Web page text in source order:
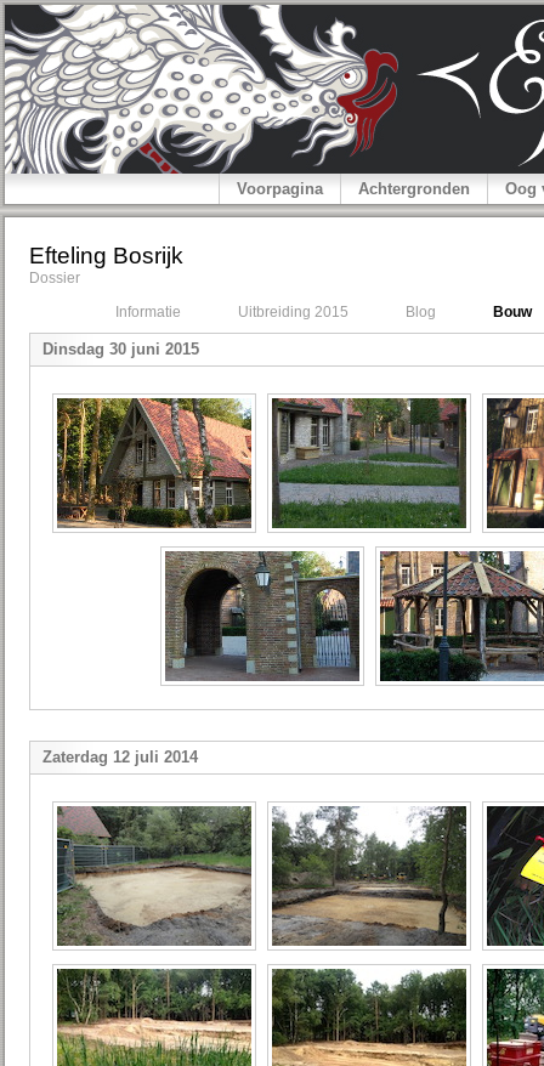
Voorpagina Achtergronden Oog
Efteling Bosrijk
Dossier
Informatie
Uitbreiding 2015 Blog Bouw
Dinsdag 30 juni 2015
Zaterdag 12 juli 2014